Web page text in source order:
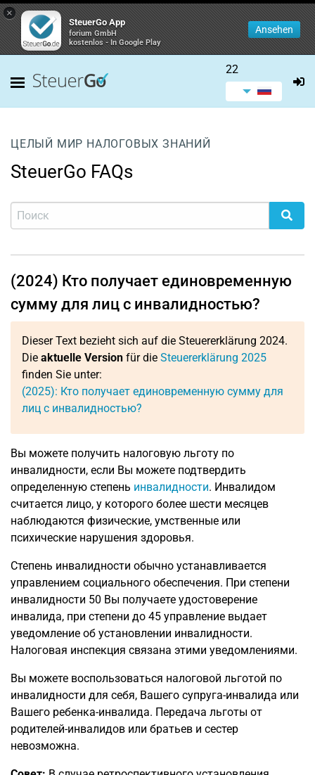
×
SteuerGo App
forium GmbH
kostenlos - In Google Play
Ansehen
22
ЦЕЛЫЙ МИР НАЛОГОВЫХ ЗНАНИЙ
SteuerGo FAQs
(2024) Кто получает единовременную
сумму для лиц с инвалидностью?
Dieser Text bezieht sich auf die Steuererklärung 2024.
Die aktuelle Version für die Steuererklärung 2025
finden Sie unter:
(2025): Кто получает единовременную сумму для
лиц с инвалидностью?
Вы можете получить налоговую льготу по
инвалидности, если Вы можете подтвердить
определенную степень инвалидности. Инвалидом
считается лицо, у которого более шести месяцев
наблюдаются физические, умственные или
психические нарушения здоровья.
Степень инвалидности обычно устанавливается
управлением социального обеспечения. При степени
инвалидности 50 Вы получаете удостоверение
инвалида, при степени до 45 управление выдает
уведомление об установлении инвалидности.
Налоговая инспекция связана этими уведомлениями.
Вы можете воспользоваться налоговой льготой по
инвалидности для себя, Вашего супруга-инвалида или
Вашего ребенка-инвалида. Передача льготы от
родителей-инвалидов или братьев и сестер
невозможна.